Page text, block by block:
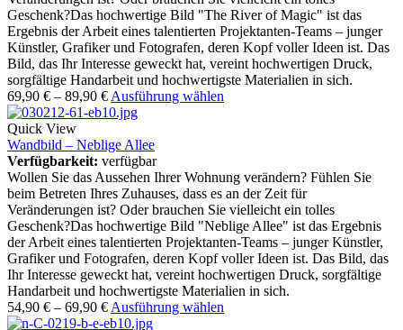
Geschenk?Das hochwertige Bild "The River of Magic" ist das
Ergebnis der Arbeit eines talentierten Projektanten-Teams – junger
Künstler, Grafiker und Fotografen, deren Kopf voller Ideen ist. Das
Bild, das Ihr Interesse geweckt hat, vereint hochwertigen Druck,
sorgfältige Handarbeit und hochwertigste Materialien in sich.
69,90 € – 89,90 € Ausführung wählen
Quick View
Wandbild – Neblige Allee
Verfügbarkeit: verfügbar
Wollen Sie das Aussehen Ihrer Wohnung verändern? Fühlen Sie
beim Betreten Ihres Zuhauses, dass es an der Zeit für
Veränderungen ist? Oder brauchen Sie vielleicht ein tolles
Geschenk?Das hochwertige Bild "Neblige Allee" ist das Ergebnis
der Arbeit eines talentierten Projektanten-Teams – junger Künstler,
Grafiker und Fotografen, deren Kopf voller Ideen ist. Das Bild, das
Ihr Interesse geweckt hat, vereint hochwertigen Druck, sorgfältige
Handarbeit und hochwertigste Materialien in sich.
54,90 € – 69,90 € Ausführung wählen